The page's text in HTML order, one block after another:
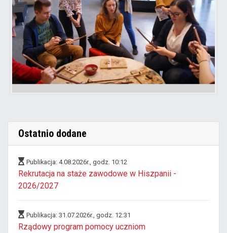
Ostatnio dodane
Publikacja: 4.08.2026r., godz. 10:12
Rekrutacja na staże zawodowe w Hiszpanii -
2026/2027
Publikacja: 31.07.2026r., godz. 12:31
Rządowy program pomocy uczniom